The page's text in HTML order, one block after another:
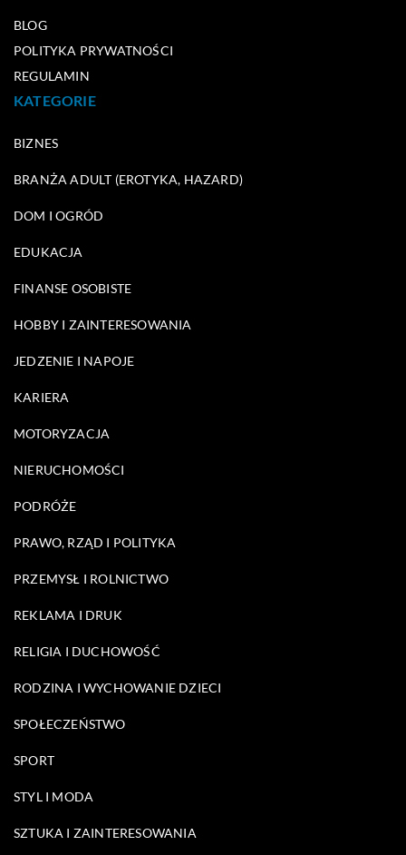
BLOG
POLITYKA PRYWATNOŚCI
REGULAMIN
KATEGORIE
BIZNES
BRANŻA ADULT (EROTYKA, HAZARD)
DOM I OGRÓD
EDUKACJA
FINANSE OSOBISTE
HOBBY I ZAINTERESOWANIA
JEDZENIE I NAPOJE
KARIERA
MOTORYZACJA
NIERUCHOMOŚCI
PODRÓŻE
PRAWO, RZĄD I POLITYKA
PRZEMYSŁ I ROLNICTWO
REKLAMA I DRUK
RELIGIA I DUCHOWOŚĆ
RODZINA I WYCHOWANIE DZIECI
SPOŁECZEŃSTWO
SPORT
STYL I MODA
SZTUKA I ZAINTERESOWANIA